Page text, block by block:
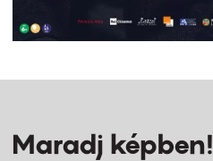
Maradj képben!